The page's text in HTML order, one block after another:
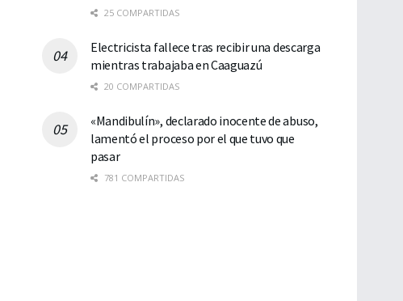
25 COMPARTIDAS
Electricista fallece tras recibir una descarga
mientras trabajaba en Caaguazú
20 COMPARTIDAS
«Mandibulín», declarado inocente de abuso,
lamentó el proceso por el que tuvo que
pasar
781 COMPARTIDAS